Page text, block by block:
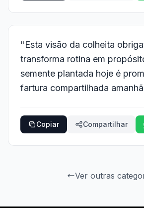
"Esta visão da colheita
transforma rotina em
semente plantada hoje é
fartura compartilhada
Copiar Compartilhar
Ver outras